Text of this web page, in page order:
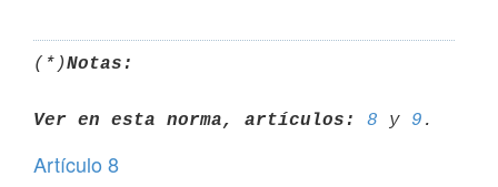
(*)Notas:
Ver en esta norma, artículos: 8 y 9
Artículo 8